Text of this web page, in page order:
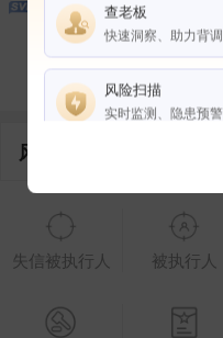
9
控制企业 所属集团
风险信息
失信被执行人 被执行人
查老板
快速洞察、助力背调
风险扫描
实时监测、隐患预警
权益说明
企业全部电话